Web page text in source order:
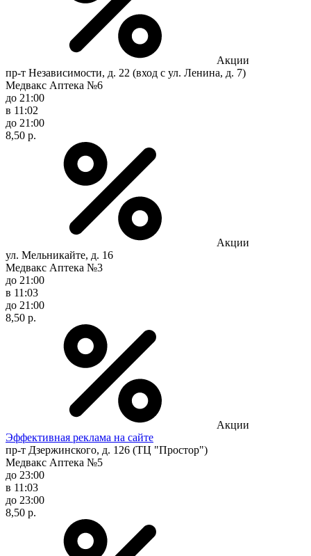
Акции
пр-т Независимости, д. 22 (вход с ул. Ленина, д. 7)
Медвакс Аптека №6
до 21:00
в 11:02
до 21:00
8,50 р.
Акции
ул. Мельникайте, д. 16
Медвакс Аптека №3
до 21:00
в 11:03
до 21:00
8,50 р.
Акции
Эффективная реклама на сайте
пр-т Дзержинского, д. 126 (ТЦ "Простор")
Медвакс Аптека №5
до 23:00
в 11:03
до 23:00
8,50 р.